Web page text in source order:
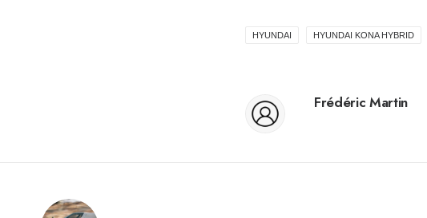
HYUNDAI HYUNDAI KONA HYBRID
Frédéric Martin